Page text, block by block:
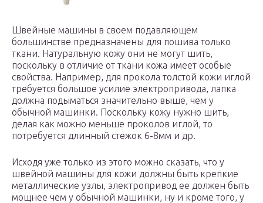
Швейные машины в своем подавляющем
большинстве предназначены для пошива только
ткани. Натуральную кожу они не могут шить,
поскольку в отличие от ткани кожа имеет особые
свойства. Например, для прокола толстой кожи иглой
требуется большое усилие электропривода, лапка
должна подыматься значительно выше, чем у
обычной машинки. Поскольку кожу нужно шить,
делая как можно меньше проколов иглой, то
потребуется длинный стежок 6-8мм и др.
Исходя уже только из этого можно сказать, что у
швейной машины для кожи должны быть крепкие
металлические узлы, электропривод ее должен быть
мощнее чем у обычной машинки, ну и кроме того, у